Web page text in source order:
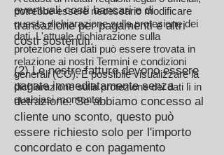
eventuali costi bancari e di
transazione per pagamenti e altri
costi sostenuti.
(2) Le nostre fatture devono essere
pagate immediatamente senza
detrazione. Se abbiamo concesso al
cliente uno sconto, questo può
essere richiesto solo per l'importo
concordato e con pagamento
potrebbe essere necessario modificare
questa dichiarazione sulla protezione dei
dati. L'attuale dichiarazione sulla
protezione dei dati può essere trovata in
relazione ai nostri Termini e condizioni
generali (CG). È possibile visualizzare la
dichiarazione sulla protezione dei dati lì in
qualsiasi momento.